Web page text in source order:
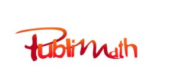
contenu
Publimath